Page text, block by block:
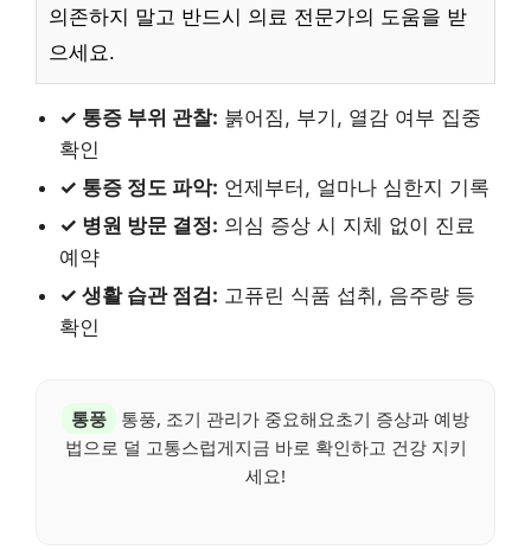
의존하지 말고 반드시 의료 전문가의 도움을 받
으세요.
✓ 통증 부위 관찰: 붉어짐, 부기, 열감 여부 집중
확인
✓ 통증 정도 파악: 언제부터, 얼마나 심한지 기록
✓ 병원 방문 결정: 의심 증상 시 지체 없이 진료
예약
✓ 생활 습관 점검: 고퓨린 식품 섭취, 음주량 등
확인
통풍
통풍, 조기 관리가 중요해요초기 증상과 예방
법으로 덜 고통스럽게지금 바로 확인하고 건강 지키
세요!